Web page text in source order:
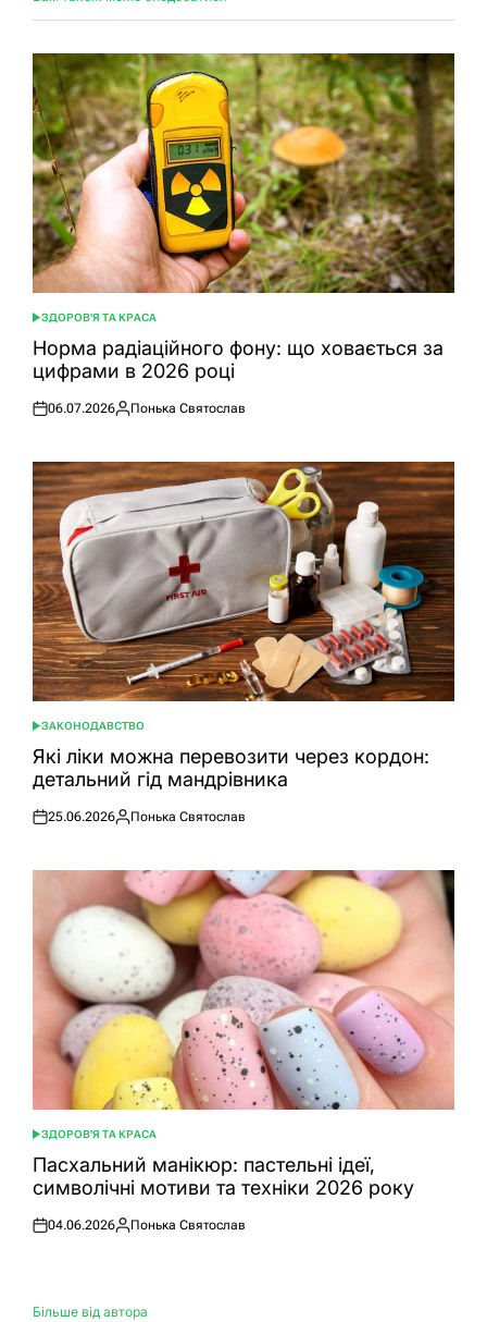
ОПУБЛІКУВАТИ
У
ЗДОРОВ'Я ТА КРАСА
Норма радіаційного фону: що ховається за
цифрами в 2026 році
Оприлюднено
06.07.2026
Опубліковано
Понька Святослав
ОПУБЛІКУВАТИ
У
ЗАКОНОДАВСТВО
Які ліки можна перевозити через кордон:
детальний гід мандрівника
Оприлюднено
25.06.2026
Опубліковано
Понька Святослав
ОПУБЛІКУВАТИ
У
ЗДОРОВ'Я ТА КРАСА
Пасхальний манікюр: пастельні ідеї,
символічні мотиви та техніки 2026 року
Оприлюднено
04.06.2026
Опубліковано
Понька Святослав
Більше від автора